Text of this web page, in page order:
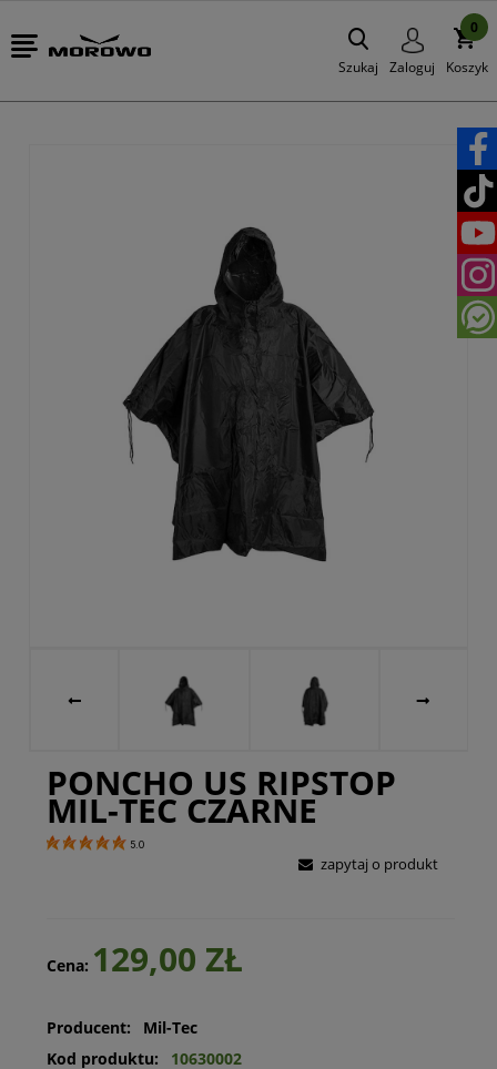
Szukaj Zaloguj Koszyk
0
PONCHO US RIPSTOP
MIL-TEC CZARNE
5.0
zapytaj o produkt
Cena: 129,00 ZŁ
Producent:
Mil-Tec
Kod produktu:
10630002